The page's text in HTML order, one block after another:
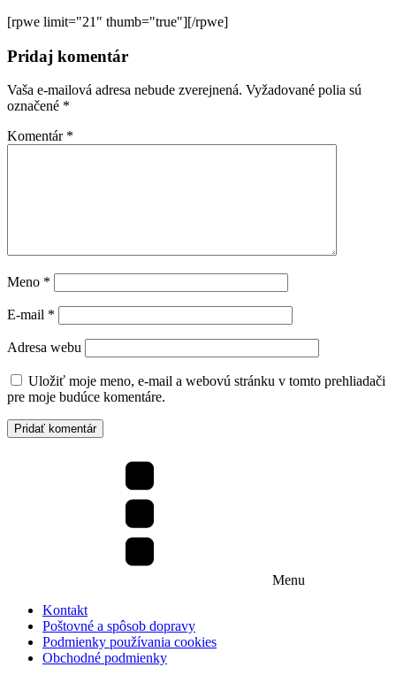
[rpwe limit="21" thumb="true"][/rpwe]
Pridaj komentár
Vaša e-mailová adresa nebude zverejnená. Vyžadované polia sú
označené *
Komentár *
Meno *
E-mail *
Adresa webu
Uložiť moje meno, e-mail a webovú stránku v tomto prehliadači
pre moje budúce komentáre.
Menu
Kontakt
Poštovné a spôsob dopravy
Podmienky používania cookies
Obchodné podmienky